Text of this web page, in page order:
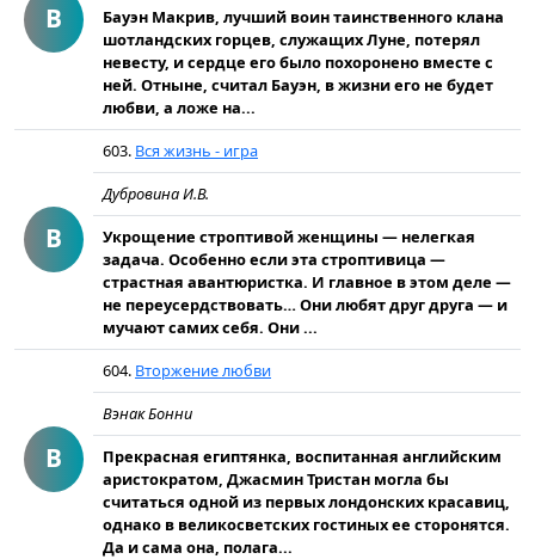
В
Бауэн Макрив, лучший воин таинственного клана
шотландских горцев, служащих Луне, потерял
невесту, и сердце его было похоронено вместе с
ней. Отныне, считал Бауэн, в жизни его не будет
любви, а ложе на...
В
603. Вся жизнь - игра
Дубровина И.В.
Укрощение строптивой женщины — нелегкая
задача. Особенно если эта строптивица —
страстная авантюристка. И главное в этом деле —
не переусердствовать… Они любят друг друга — и
мучают самих себя. Они ...
В
604. Вторжение любви
Вэнак Бонни
Прекрасная египтянка, воспитанная английским
аристократом, Джасмин Тристан могла бы
считаться одной из первых лондонских красавиц,
однако в великосветских гостиных ее сторонятся.
Да и сама она, полага...